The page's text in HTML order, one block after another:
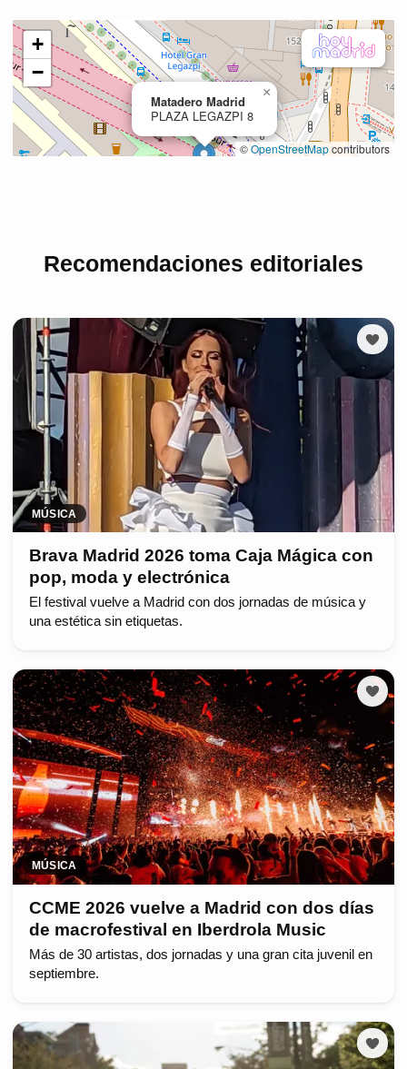
Recomendaciones editoriales
MÚSICA
Brava Madrid 2026 toma Caja Mágica con
pop, moda y electrónica
El festival vuelve a Madrid con dos jornadas de música y
una estética sin etiquetas.
MÚSICA
CCME 2026 vuelve a Madrid con dos días
de macrofestival en Iberdrola Music
Más de 30 artistas, dos jornadas y una gran cita juvenil en
septiembre.